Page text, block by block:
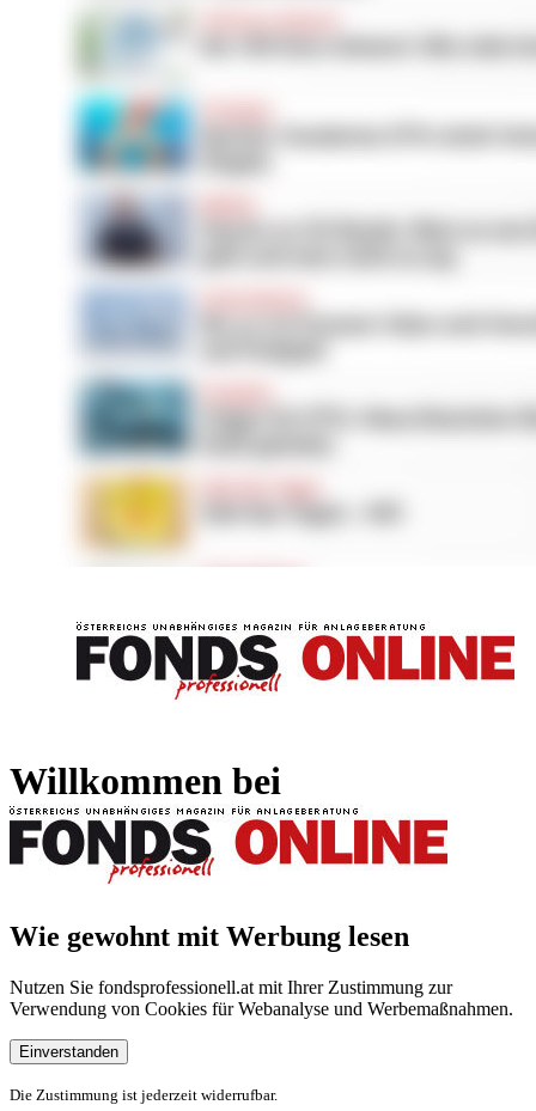
Willkommen bei
Wie gewohnt mit Werbung lesen
Nutzen Sie fondsprofessionell.at mit Ihrer Zustimmung zur
Verwendung von Cookies für Webanalyse und Werbemaßnahmen.
Einverstanden
Die Zustimmung ist jederzeit widerrufbar.